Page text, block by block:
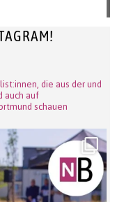
die aus der und
auch auf
schauen